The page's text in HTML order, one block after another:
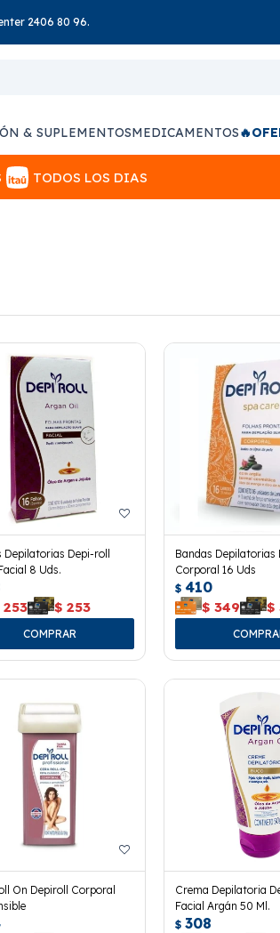
2406 80 96.
& SUPLEMENTOSMEDICAMENTOS
TODOS LOS DIAS
Depilatorias Depi-roll
8 Uds.
253 $ 253
Bandas Depilatorias
Corporal 16 Uds
$ 410
$ 349 $
On Depiroll Corporal
Crema Depilatoria
Facial Argán 50 Ml.
$ 308